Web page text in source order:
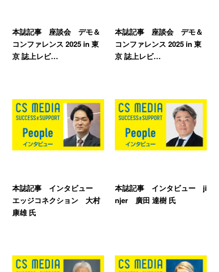
本誌記事 座談会 デモ＆
コンファレンス 2025 in 東
京 誌上レビ…
本誌記事 座談会 デモ＆
コンファレンス 2025 in 東
京 誌上レビ…
本誌記事 インタビュー
エッジコネクション 大村
康雄 氏
本誌記事 インタビュー ji
njer 廣田 達樹 氏